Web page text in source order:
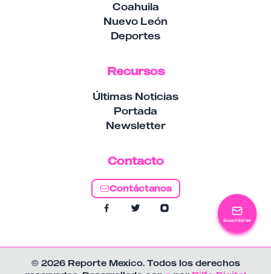
Suscribirse
Coahuila
Nuevo León
Deportes
Recursos
Últimas Noticias
Portada
Newsletter
Contacto
Contáctanos
© 2026 Reporte Mexico. Todos los derechos